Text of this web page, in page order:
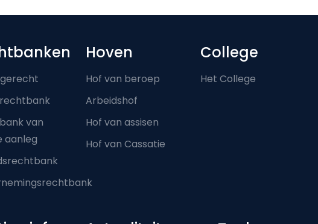
menu
van
aanleg
Hoven
Hof van beroep
Arbeidshof
Hof van assisen
Hof van Cassatie
College
Het College